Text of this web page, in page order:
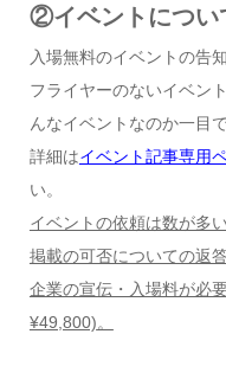
②イベントについ
入場無料のイベントの告
フライヤーのないイベン
んなイベントなのか一目
詳細はイベント記事専用
い。
イベントの依頼は数が多
掲載の可否についての返
企業の宣伝・入場料が必
¥49,800)。